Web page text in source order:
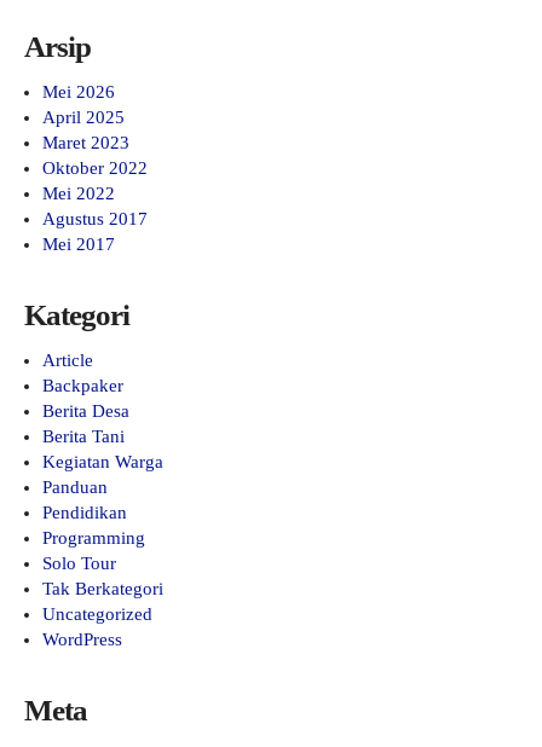
Arsip
Mei 2026
April 2025
Maret 2023
Oktober 2022
Mei 2022
Agustus 2017
Mei 2017
Kategori
Article
Backpaker
Berita Desa
Berita Tani
Kegiatan Warga
Panduan
Pendidikan
Programming
Solo Tour
Tak Berkategori
Uncategorized
WordPress
Meta